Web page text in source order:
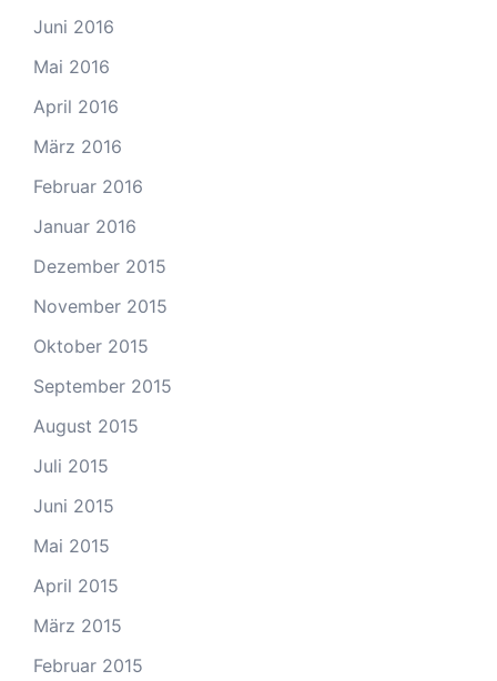
Juni 2016
Mai 2016
April 2016
März 2016
Februar 2016
Januar 2016
Dezember 2015
November 2015
Oktober 2015
September 2015
August 2015
Juli 2015
Juni 2015
Mai 2015
April 2015
März 2015
Februar 2015